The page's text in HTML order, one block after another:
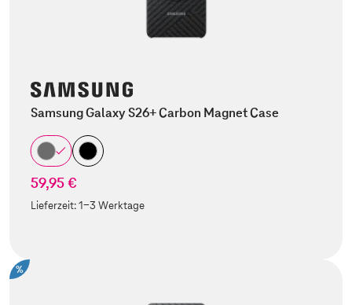
Samsung Galaxy S26+ Carbon Magnet Case
59,95 €
Lieferzeit:1-3 Werktage
%